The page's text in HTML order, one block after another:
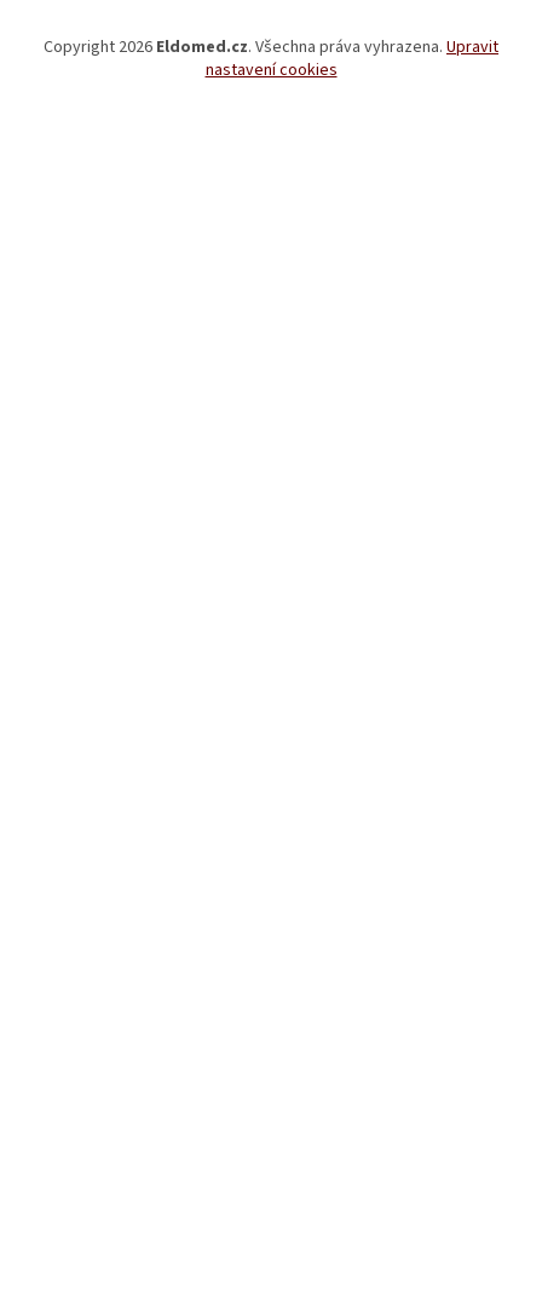
Copyright 2026 Eldomed.cz. Všechna práva vyhrazena. Upravit
nastavení cookies